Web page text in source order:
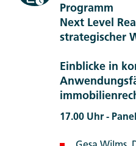
Programm
Next Level
strategischer
Einblicke in
17.00 Uhr -